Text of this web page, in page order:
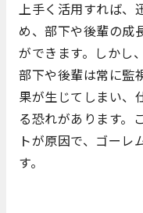
上手く活用すれば、
め、部下や後輩の成
ができます。しかし
部下や後輩は常に監
果が生じてしまい、
る恐れがあります。
トが原因で、ゴーレ
す。